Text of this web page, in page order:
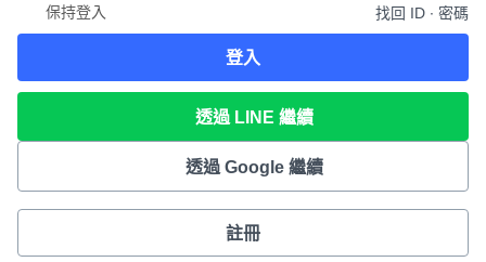
保持登入 找回 ID ∙ 密碼
登入
透過 LINE 繼續
透過 Google 繼續
註冊